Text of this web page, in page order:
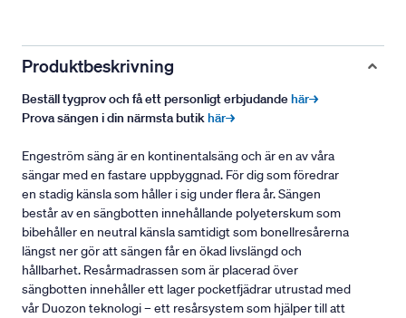
Produktbeskrivning
Beställ tygprov och få ett personligt erbjudandehär→
Prova sängen i din närmsta butikhär→
Engeström säng är en kontinentalsäng och är en av våra
sängar med en fastare uppbyggnad. För dig som föredrar
en stadig känsla som håller i sig under flera år. Sängen
består av en sängbotten innehållande polyeterskum som
bibehåller en neutral känsla samtidigt som bonellresårerna
längst ner gör att sängen får en ökad livslängd och
hållbarhet. Resårmadrassen som är placerad över
sängbotten innehåller ett lager pocketfjädrar utrustad med
vår Duozon teknologi – ett resårsystem som hjälper till att